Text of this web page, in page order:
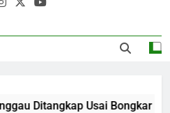
Ditangkap Usai Bongkar